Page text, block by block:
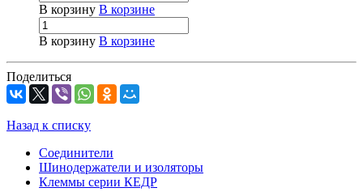
В корзину В корзине
В корзину В корзине
Поделиться
Назад к списку
Соединители
Шинодержатели и изоляторы
Клеммы серии КЕДР